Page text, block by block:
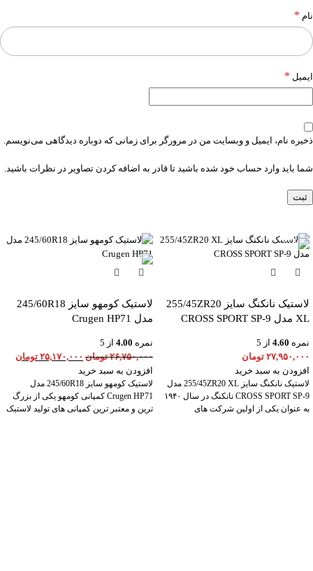
نام *
ایمیل *
ذخیره نام، ایمیل و وبسایت من در مرورگر برای زمانی که دوباره دیدگاهی می‌نویسم.
شما باید وارد حساب خود شده باشید تا قادر به اضافه کردن تصاویر در نظرات باشید.
لاستیک نانکنگ سایز 255/45ZR20
XL مدل CROSS SPORT SP-9
نمره 4.60 از 5
۲۷,۹۵۰,۰۰۰ تومان
افزودن به سبد خرید
لاستیک نانکنگ سایز 255/45ZR20 XL مدل
CROSS SPORT SP-9 نانکنگ در سال ۱۹۴۰
به عنوان یکی از اولین شرکت های
-6%
لاستیک کومهو سایز 245/60R18
مدل Crugen HP71
نمره 4.00 از 5
۲۶,۷۵۰,۰۰۰ تومان ۲۵,۱۷۰,۰۰۰ تومان
افزودن به سبد خرید
لاستیک کومهو سایز 245/60R18 مدل
Crugen HP71 کمپانی کومهو یکی از بزرگ
ترین و معتبر ترین کمپانی های تولید لاستیک